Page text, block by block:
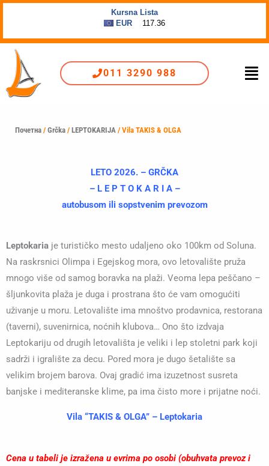
садржај
011 3290 988
Почетна / Grčka / LEPTOKARIJA / Vila TAKIS & OLGA
LETO 2026. – GRČKA
– L E P T O K A R I A –
autobusom ili sopstvenim prevozom
Leptokaria je turističko mesto udaljeno oko 100km od Soluna.
Na raskrsnici Olimpa i Egejskog mora, ovo letovalište pruža
mnogo više od samog boravka na plaži. Veoma lepa peščano –
šljunkovita plaža je duga i prostrana što će vam omogućiti
uživanje u moru. Letovalište ima mnoštvo prodavnica, restorana
(taverni), suvenirnica, noćnih klubova… Ono što izdvaja
Leptokariju od drugih letovališta je veliki i lep stoletni park koji
sadrži i igralište za decu. Pored mora je dugo šetalište sa
velikim brojem barova. Ovaj gradić ima izuzetnost susreta
banjske i mediteranske klime, pa ima čisto more i prijatne noći.
Vila “TAKIS & OLGA” – Leptokaria
Cena u tabeli je izražena u evrima po osobi (obuhvata prevoz i